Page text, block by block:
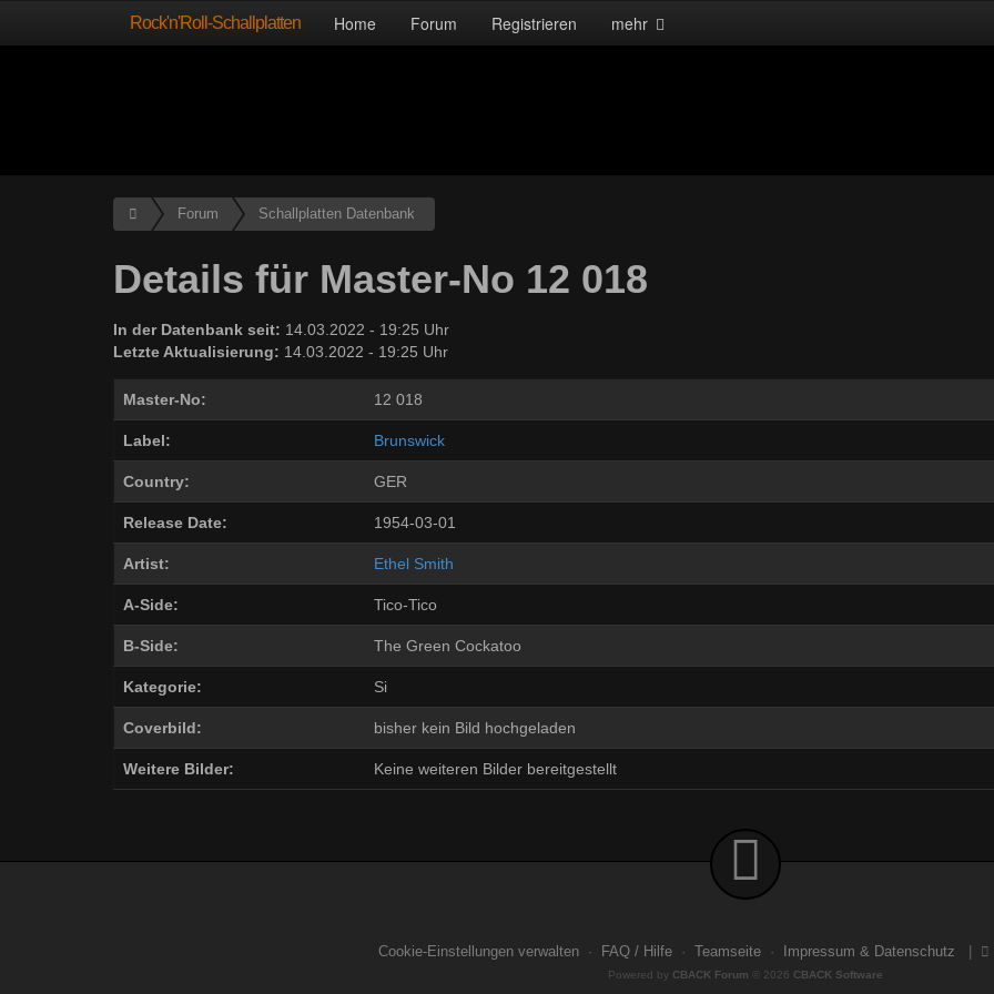
Rock'n'Roll-Schallplatten Home Forum Registrieren mehr
Forum Schallplatten Datenbank
Details für Master-No 12 018
In der Datenbank seit: 14.03.2022 - 19:25 Uhr
Letzte Aktualisierung: 14.03.2022 - 19:25 Uhr
Master-No: 12 018
Label: Brunswick
Country: GER
Release Date: 1954-03-01
Artist: Ethel Smith
A-Side: Tico-Tico
B-Side: The Green Cockatoo
Kategorie: Si
Coverbild: bisher kein Bild hochgeladen
Weitere Bilder: Keine weiteren Bilder bereitgestellt
Cookie-Einstellungen verwalten· FAQ / Hilfe· Teamseite· Impressum & Datenschutz
Powered by CBACK Forum © 2026 CBACK Software